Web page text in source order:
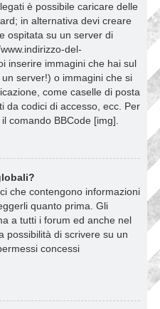
è possibile caricare delle
in alternativa devi creare
ospitata su un server di
del-
inserire immagini che hai sul
server!) o immagini che si
come caselle di posta
da codici di accesso, ecc. Per
comando BBCode [img].
che contengono informazioni
quanto prima. Gli
a tutti i forum ed anche nel
possibilità di scrivere su un
concessi